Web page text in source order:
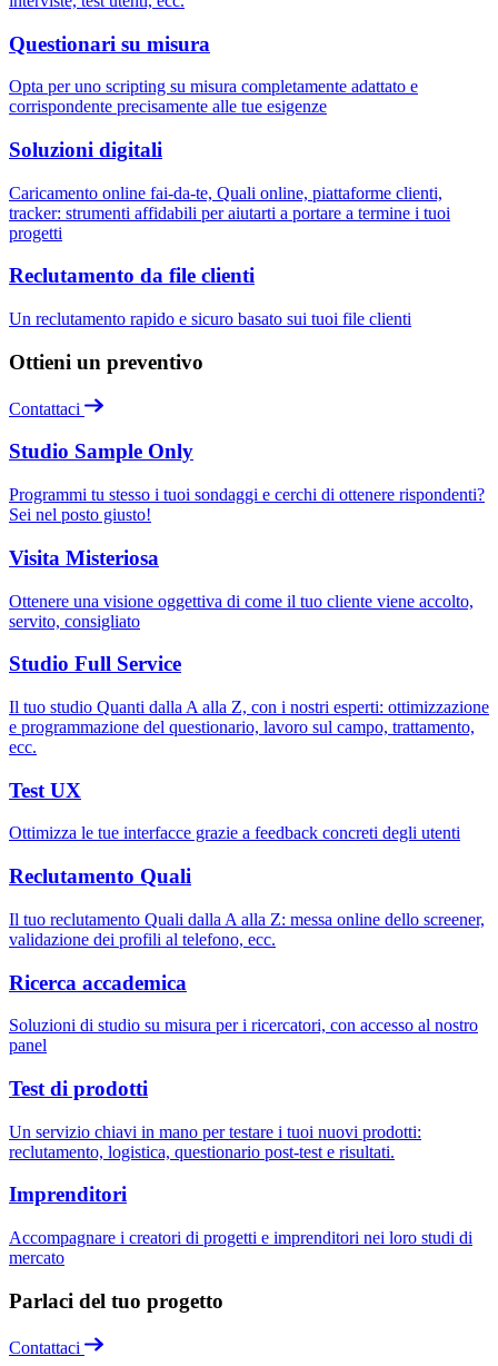
Questionari su misura
Opta per uno scripting su misura completamente adattato e
corrispondente precisamente alle tue esigenze
Soluzioni digitali
Caricamento online fai-da-te, Quali online, piattaforme clienti,
tracker: strumenti affidabili per aiutarti a portare a termine i tuoi
progetti
Reclutamento da file clienti
Un reclutamento rapido e sicuro basato sui tuoi file clienti
Ottieni un preventivo
Contattaci
Studio Sample Only
Programmi tu stesso i tuoi sondaggi e cerchi di ottenere rispondenti?
Sei nel posto giusto!
Visita Misteriosa
Ottenere una visione oggettiva di come il tuo cliente viene accolto,
servito, consigliato
Studio Full Service
Il tuo studio Quanti dalla A alla Z, con i nostri esperti: ottimizzazione
e programmazione del questionario, lavoro sul campo, trattamento,
ecc.
Test UX
Ottimizza le tue interfacce grazie a feedback concreti degli utenti
Reclutamento Quali
Il tuo reclutamento Quali dalla A alla Z: messa online dello screener,
validazione dei profili al telefono, ecc.
Ricerca accademica
Soluzioni di studio su misura per i ricercatori, con accesso al nostro
panel
Test di prodotti
Un servizio chiavi in mano per testare i tuoi nuovi prodotti:
reclutamento, logistica, questionario post-test e risultati.
Imprenditori
Accompagnare i creatori di progetti e imprenditori nei loro studi di
mercato
Parlaci del tuo progetto
Contattaci